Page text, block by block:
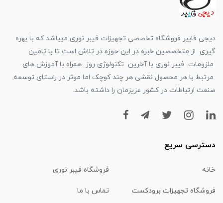
دیجی فایبر فروشگاه تخصصی تجهیزات فیبر نوری میباشد که با بهره
گیری از متخصصین خبره در این حوزه در تلاش است تا با تامین
ملزومات فیبر نوری با آخرین تکنولوژی روز همراه با آموزش های
مرتبط با هر محصول نقشی هر چند کوچک اما موثر در راستای توسعه
صنعت ارتباطات در کشور عزیزمان را داشته باشد.
دسترسی سریع
خانه فروشگاه فیبر نوری
فروشگاه تجهیزات برودکست تماس با ما